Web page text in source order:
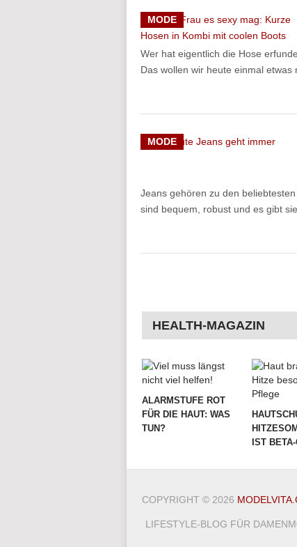
MODE
Wer hat eigentlich die Hose
Das wollen wir heute einmal
MODE
Jeans gehören zu den
sind bequem, robust und es gibt
BEITRÄGE
HEALTH-MAGAZIN
ALARMSTUFE ROT
FÜR DIE HAUT: WAS
TUN?
IST
COPYRIGHT © 2026
LIFESTYLE-BLOG FÜR